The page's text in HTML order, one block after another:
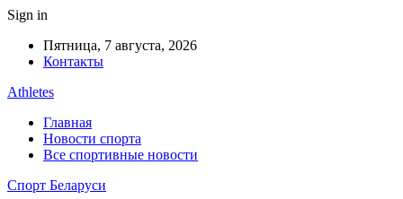
Sign in
Пятница, 7 августа, 2026
Контакты
Athletes
Главная
Новости спорта
Все спортивные новости
Спорт Беларуси